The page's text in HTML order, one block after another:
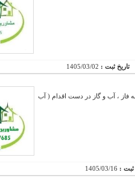
تاریخ ثبت : 1405/03/02
، دارای برق سه فاز ، آب و گاز در دست اقدام ( آب
ثبت : 1405/03/16